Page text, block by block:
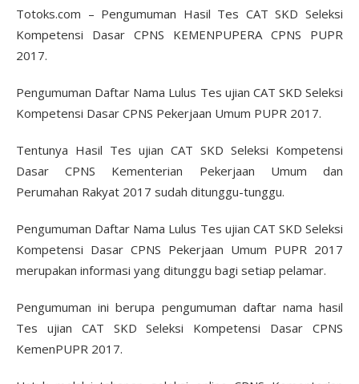
Totoks.com – Pengumuman Hasil Tes CAT SKD Seleksi
Kompetensi Dasar CPNS KEMENPUPERA CPNS PUPR
2017.
Pengumuman Daftar Nama Lulus Tes ujian CAT SKD Seleksi
Kompetensi Dasar CPNS Pekerjaan Umum PUPR 2017.
Tentunya Hasil Tes ujian CAT SKD Seleksi Kompetensi
Dasar CPNS Kementerian Pekerjaan Umum dan
Perumahan Rakyat 2017 sudah ditunggu-tunggu.
Pengumuman Daftar Nama Lulus Tes ujian CAT SKD Seleksi
Kompetensi Dasar CPNS Pekerjaan Umum PUPR 2017
merupakan informasi yang ditunggu bagi setiap pelamar.
Pengumuman ini berupa pengumuman daftar nama hasil
Tes ujian CAT SKD Seleksi Kompetensi Dasar CPNS
KemenPUPR 2017.